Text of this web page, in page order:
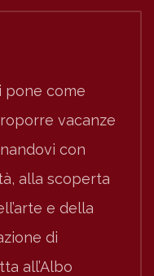
pone come
vacanze
con
alla scoperta
e della
di
all’Albo